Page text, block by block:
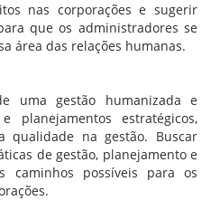
nas corporações e sugerir
que os administradores se
área das relações humanas.
uma gestão humanizada e
planejamentos estratégicos,
qualidade na gestão. Buscar
de gestão, planejamento e
caminhos possíveis para os